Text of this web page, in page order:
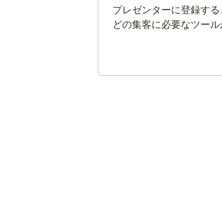
プレゼンターに登録す
どの集客に必要なツー